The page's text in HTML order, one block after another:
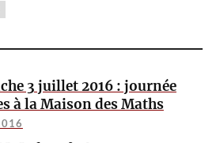
3 juillet 2016 : journée
à la Maison des Maths